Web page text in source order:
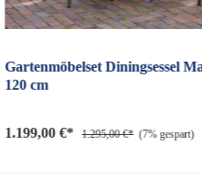
Gartenmöbelset Diningsessel
120 cm
1.199,00 €* 1.295,00 €* (7% gespart)